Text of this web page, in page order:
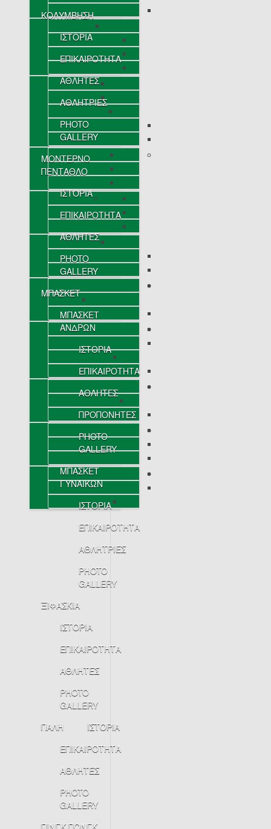
ΚΟΛΥΜΒΗΣΗ
ΙΣΤΟΡΙΑ
ΕΠΙΚΑΙΡΟΤΗΤΑ
ΑΘΛΗΤΕΣ
ΑΘΛΗΤΡΙΕΣ
PHOTO
GALLERY
ΜΟΝΤΕΡΝΟ
ΠΕΝΤΑΘΛΟ
ΙΣΤΟΡΙΑ
ΕΠΙΚΑΙΡΟΤΗΤΑ
ΑΘΛΗΤΕΣ
PHOTO
GALLERY
ΜΠΑΣΚΕΤ
ΜΠΑΣΚΕΤ
ΑΝΔΡΩΝ
ΙΣΤΟΡΙΑ
ΕΠΙΚΑΙΡΟΤΗΤΑ
ΑΘΛΗΤΕΣ
ΠΡΟΠΟΝΗΤΕΣ
PHOTO
GALLERY
ΜΠΑΣΚΕΤ
ΓΥΝΑΙΚΩΝ
ΙΣΤΟΡΙΑ
ΕΠΙΚΑΙΡΟΤΗΤΑ
ΑΘΛΗΤΡΙΕΣ
PHOTO
GALLERY
ΞΙΦΑΣΚΙΑ
ΙΣΤΟΡΙΑ
ΕΠΙΚΑΙΡΟΤΗΤΑ
ΑΘΛΗΤΕΣ
PHOTO
GALLERY
ΠΑΛΗ
ΙΣΤΟΡΙΑ
ΕΠΙΚΑΙΡΟΤΗΤΑ
ΑΘΛΗΤΕΣ
PHOTO
GALLERY
ΠΙΝΓΚ ΠΟΝΓΚ